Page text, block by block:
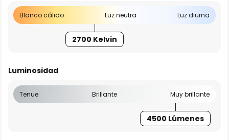
Blanco cálido Luz neutra Luz diurna
2700 Kelvin
Luminosidad
Tenue Brillante Muy brillante
4500 Lúmenes